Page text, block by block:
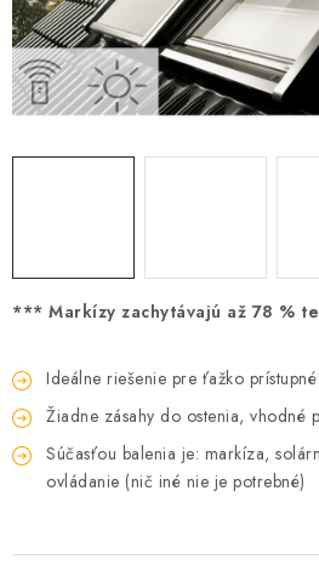
Podmínky ochrany osobních údajů
Mapa webu Milpe.sk
*** Markízy zachytávajú až 78 %
Ideálne riešenie pre ťažko
Žiadne zásahy do ostenia, vhodné
Súčasťou balenia je: markíza,
ovládanie (nič iné nie je potrebné)